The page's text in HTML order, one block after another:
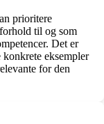
prioritere
til og som
Det er
eksempler
for den